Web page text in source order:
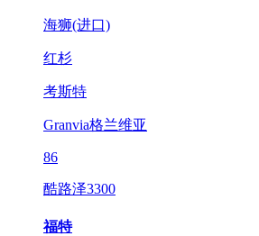
海狮(进口)
红杉
考斯特
Granvia格兰维亚
86
酷路泽3300
福特